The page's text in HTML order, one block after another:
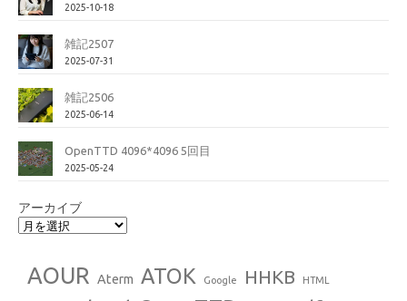
2025-10-18
雑記2507
2025-07-31
雑記2506
2025-06-14
OpenTTD 4096*4096 5回目
2025-05-24
アーカイブ
AOUR Aterm ATOK Google HHKB HTML